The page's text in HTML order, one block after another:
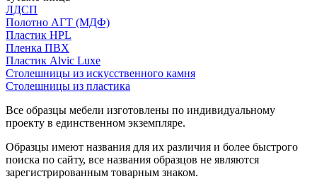
ЛДСП
Полотно АГТ (МДФ)
Пластик HPL
Пленка ПВХ
Пластик Alvic Luxe
Столешницы из искусственного камня
Столешницы из пластика
Все образцы мебели изготовлены по индивидуальному
проекту в единственном экземпляре.
Образцы имеют названия для их различия и более быстрого
поиска по сайту, все названия образцов не являются
зарегистрированным товарным знаком.